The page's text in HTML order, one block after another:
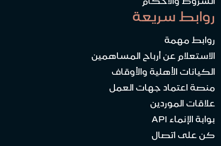
روابط سريعة
روابط مهمة
الاستعلام عن أرباح المساهمين
الكيانات الأهلية والأوقاف
منصة اعتماد جهات العمل
علاقات الموردين
بوابة الإنماء API
كن على اتصال